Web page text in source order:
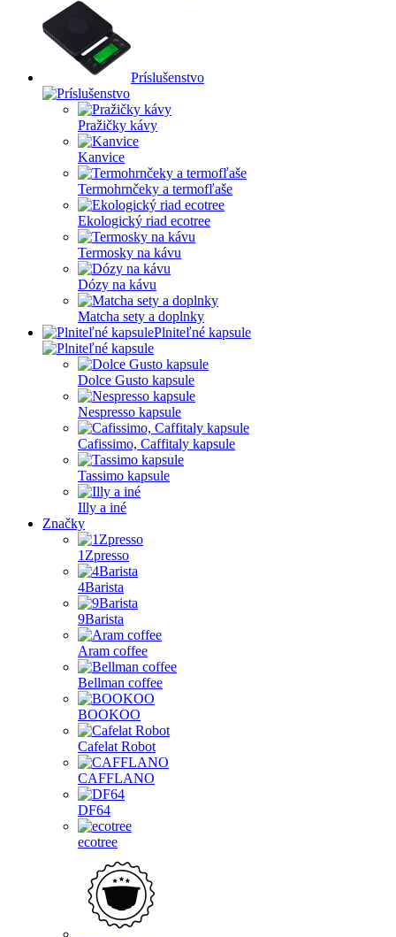
Príslušenstvo
Pražičky kávy
Kanvice
Termohrnčeky a termofľaše
Ekologický riad ecotree
Termosky na kávu
Dózy na kávu
Matcha sety a doplnky
Plniteľné kapsule
Dolce Gusto kapsule
Nespresso kapsule
Cafissimo, Caffitaly kapsule
Tassimo kapsule
Illy a iné
Značky
1Zpresso
4Barista
9Barista
Aram coffee
Bellman coffee
BOOKOO
Cafelat Robot
CAFFLANO
DF64
ecotree